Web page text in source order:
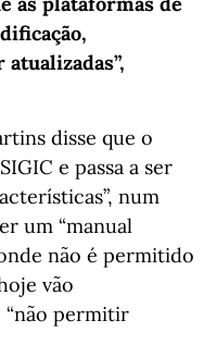
disse que o
e passa a ser
num
um “manual
não é permitido
vão
“não permitir